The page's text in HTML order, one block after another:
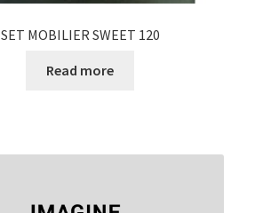
SET MOBILIER SWEET 120
Read more